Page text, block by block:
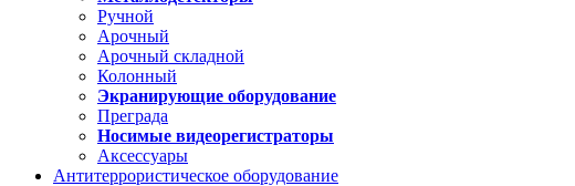
Ручной
Арочный
Арочный складной
Колонный
Экранирующие оборудование
Преграда
Носимые видеорегистраторы
Аксессуары
Антитеррористическое оборудование